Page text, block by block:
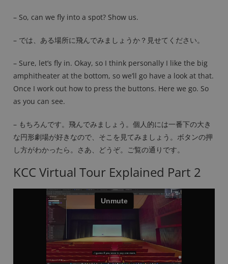
– So, can we fly into a spot? Show us.
– では、ある場所に飛んでみましょうか？見せてください。
– Sure, let’s fly in. Okay, so I think personally I like the big
amphitheater at the bottom, so we’ll go have a look at that.
Once I work out how to press the buttons. Here we go. So
as you can see.
– もちろんです。飛んでみましょう。個人的には一番下の大き
な円形劇場が好きなので、そこを見てみましょう。ボタンの押
し方がわかったら。さあ、どうぞ。ご覧の通りです。
KCC Virtual Tour Explained Part 2